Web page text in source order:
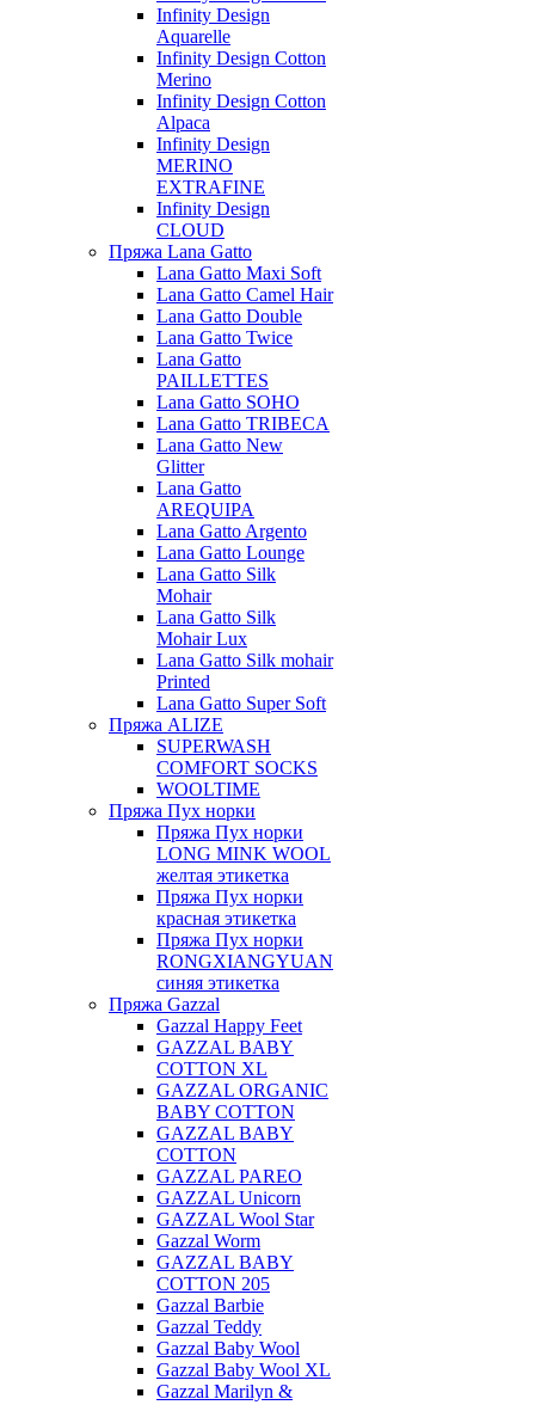
Infinity Design
Aquarelle
Infinity Design Cotton
Merino
Infinity Design Cotton
Alpaca
Infinity Design
MERINO
EXTRAFINE
Infinity Design
CLOUD
Пряжа Lana Gatto
Lana Gatto Maxi Soft
Lana Gatto Camel Hair
Lana Gatto Double
Lana Gatto Twice
Lana Gatto
PAILLETTES
Lana Gatto SOHO
Lana Gatto TRIBECA
Lana Gatto New
Glitter
Lana Gatto
AREQUIPA
Lana Gatto Argento
Lana Gatto Lounge
Lana Gatto Silk
Mohair
Lana Gatto Silk
Mohair Lux
Lana Gatto Silk mohair
Printed
Lana Gatto Super Soft
Пряжа ALIZE
SUPERWASH
COMFORT SOCKS
WOOLTIME
Пряжа Пух норки
Пряжа Пух норки
LONG MINK WOOL
желтая этикетка
Пряжа Пух норки
красная этикетка
Пряжа Пух норки
RONGXIANGYUAN
синяя этикетка
Пряжа Gazzal
Gazzal Happy Feet
GAZZAL BABY
COTTON XL
GAZZAL ORGANIC
BABY COTTON
GAZZAL BABY
COTTON
GAZZAL PAREO
GAZZAL Unicorn
GAZZAL Wool Star
Gazzal Worm
GAZZAL BABY
COTTON 205
Gazzal Barbie
Gazzal Teddy
Gazzal Baby Wool
Gazzal Baby Wool XL
Gazzal Marilyn &